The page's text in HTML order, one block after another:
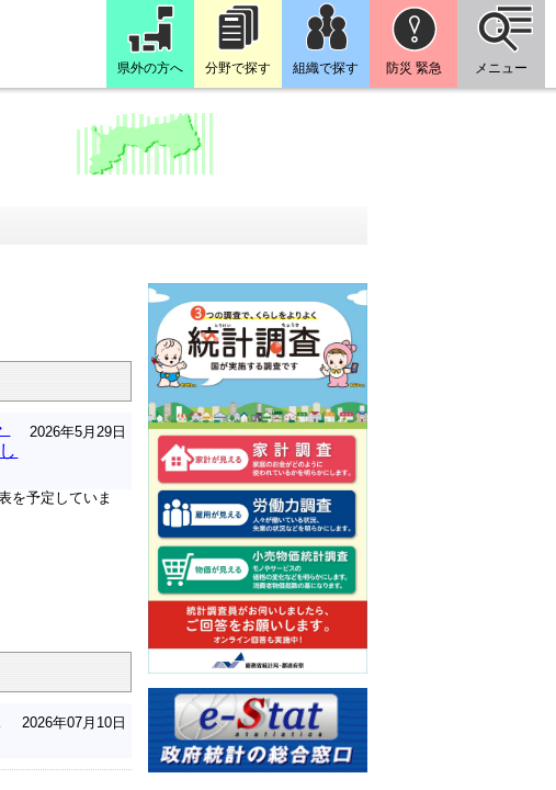
県外の方へ 分野で探す 組織で探す 防災 緊急 メニュー
2026年5月29日
を予定していま
2026年07月10日